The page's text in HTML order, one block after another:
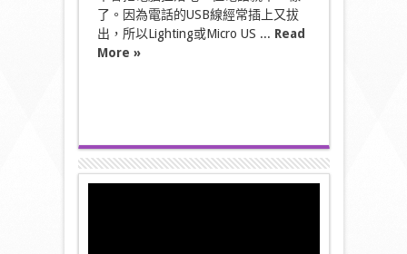
了。因為電話的USB線經常插上又拔
出，所以Lighting或Micro US ... Read
More »